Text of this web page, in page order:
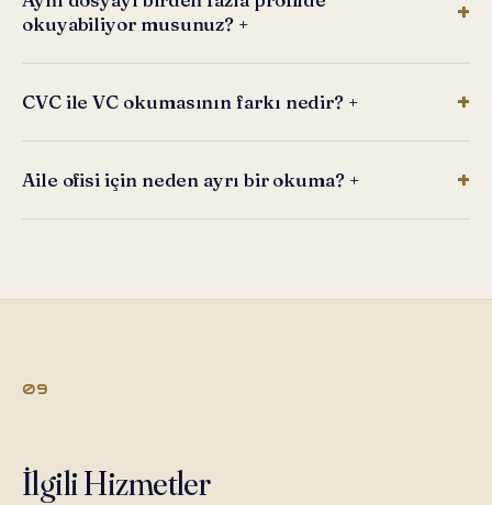
okuyabiliyor musunuz? +
CVC ile VC okumasının farkı nedir? +
Aile ofisi için neden ayrı bir okuma? +
09
İlgili Hizmetler